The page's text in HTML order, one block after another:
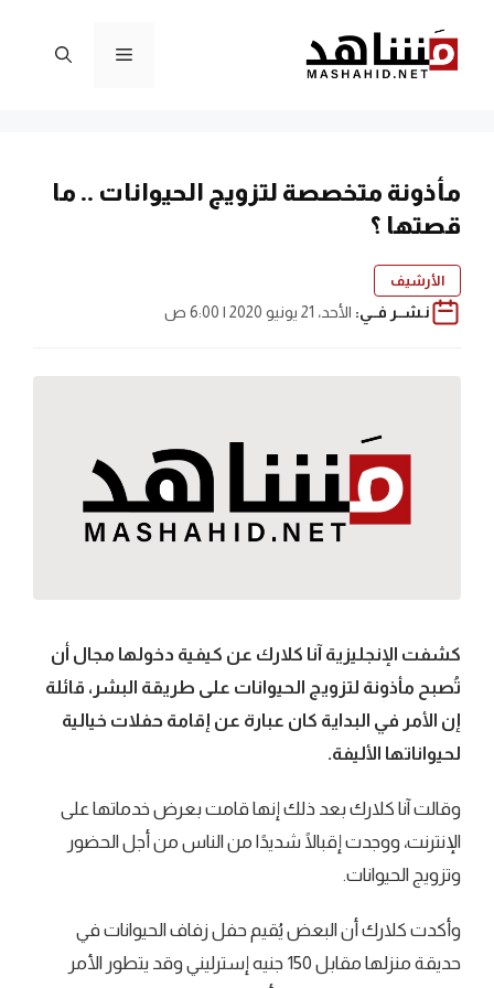
المحتوى
القائمة
مأذونة متخصصة لتزويج الحيوانات .. ما
قصتها ؟
الأرشيف
نـشــر فــي: الأحد، 21 يونيو 2020 | 6:00 ص
كشفت الإنجليزية آنا كلارك عن كيفية دخولها مجال أن
تُصبح مأذونة لتزويج الحيوانات على طريقة البشر، قائلة
إن الأمر في البداية كان عبارة عن إقامة حفلات خيالية
لحيواناتها الأليفة.
وقالت آنا كلارك بعد ذلك إنها قامت بعرض خدماتها على
الإنترنت، ووجدت إقبالًا شديدًا من الناس من أجل الحضور
وتزويج الحيوانات.
وأكدت كلارك أن البعض يُقيم حفل زفاف الحيوانات في
حديقة منزلها مقابل 150 جنيه إسترليني وقد يتطور الأمر